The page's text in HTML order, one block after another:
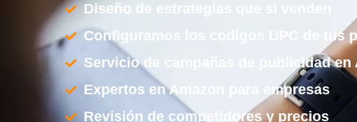
Diseño de estrategias que si venden
Configuramos los codigos UPC de tus
Servicio de campañas de publicidad en
Expertos en Amazon para empresas
Revisión de competidores y precios